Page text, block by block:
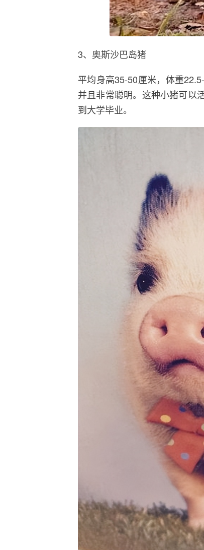
3、奥斯沙巴岛猪
平均身高35-50厘米，体重
并且非常聪明。这种小猪可以
到大学毕业。